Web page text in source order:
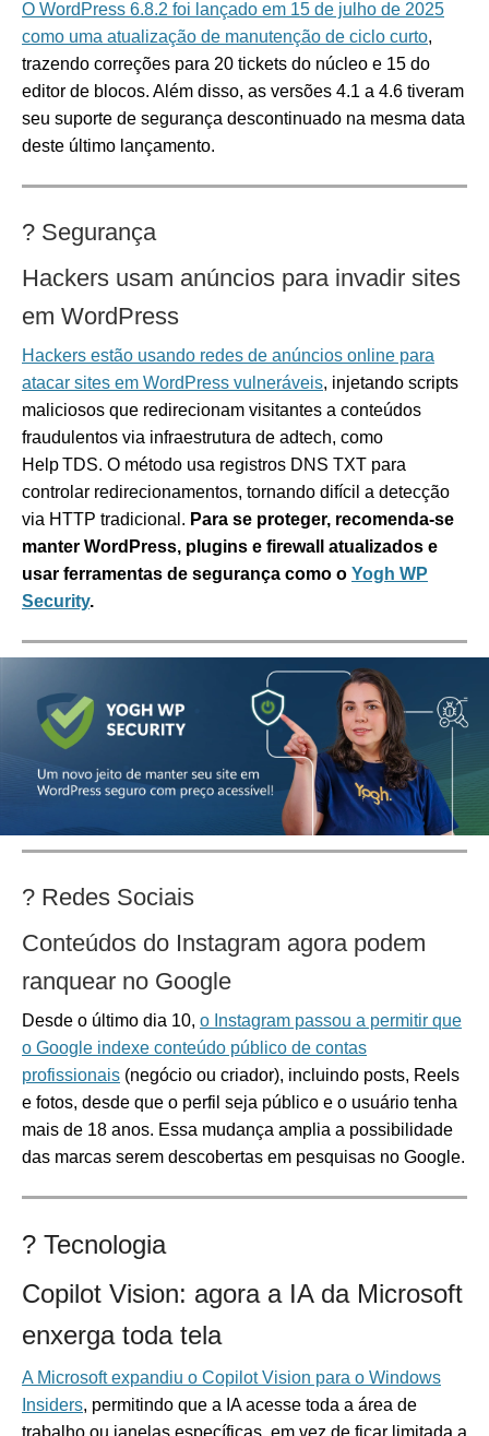
O WordPress 6.8.2 foi lançado em 15 de julho de 2025
como uma atualização de manutenção de ciclo curto,
trazendo correções para 20 tickets do núcleo e 15 do
editor de blocos. Além disso, as versões 4.1 a 4.6 tiveram
seu suporte de segurança descontinuado na mesma data
deste último lançamento.
? Segurança
Hackers usam anúncios para invadir sites
em WordPress
Hackers estão usando redes de anúncios online para
atacar sites em WordPress vulneráveis, injetando scripts
maliciosos que redirecionam visitantes a conteúdos
fraudulentos via infraestrutura de adtech, como
Help TDS. O método usa registros DNS TXT para
controlar redirecionamentos, tornando difícil a detecção
via HTTP tradicional. Para se proteger, recomenda-se
manter WordPress, plugins e firewall atualizados e
usar ferramentas de segurança como o Yogh WP
Security.
? Redes Sociais
Conteúdos do Instagram agora podem
ranquear no Google
Desde o último dia 10, o Instagram passou a permitir que
o Google indexe conteúdo público de contas
profissionais (negócio ou criador), incluindo posts, Reels
e fotos, desde que o perfil seja público e o usuário tenha
mais de 18 anos. Essa mudança amplia a possibilidade
das marcas serem descobertas em pesquisas no Google.
? Tecnologia
Copilot Vision: agora a IA da Microsoft
enxerga toda tela
A Microsoft expandiu o Copilot Vision para o Windows
Insiders, permitindo que a IA acesse toda a área de